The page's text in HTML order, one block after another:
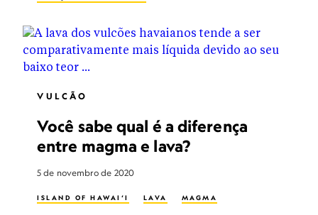
VULCÃO
Você sabe qual é a diferença
entre magma e lava?
5 de novembro de 2020
ISLAND OF HAWAI‘I LAVA MAGMA